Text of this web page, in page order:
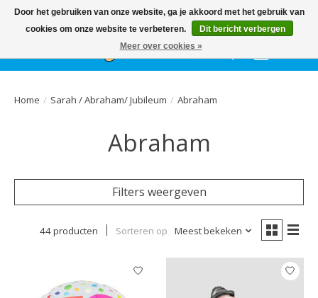
HetGEHELE jaar, grote collectie feestkleding & accessoires |
Ballonnen | Schmink | Bedrukking | Altijd gratis parkeren
Verlanglijst
Home / Sarah / Abraham/ Jubileum / Abraham
Abraham
Filters weergeven
44 producten Sorteren op Meest bekeken
Door het gebruiken van onze website, ga je akkoord met het gebruik van
cookies om onze website te verbeteren.
Dit bericht verbergen
Meer over cookies »